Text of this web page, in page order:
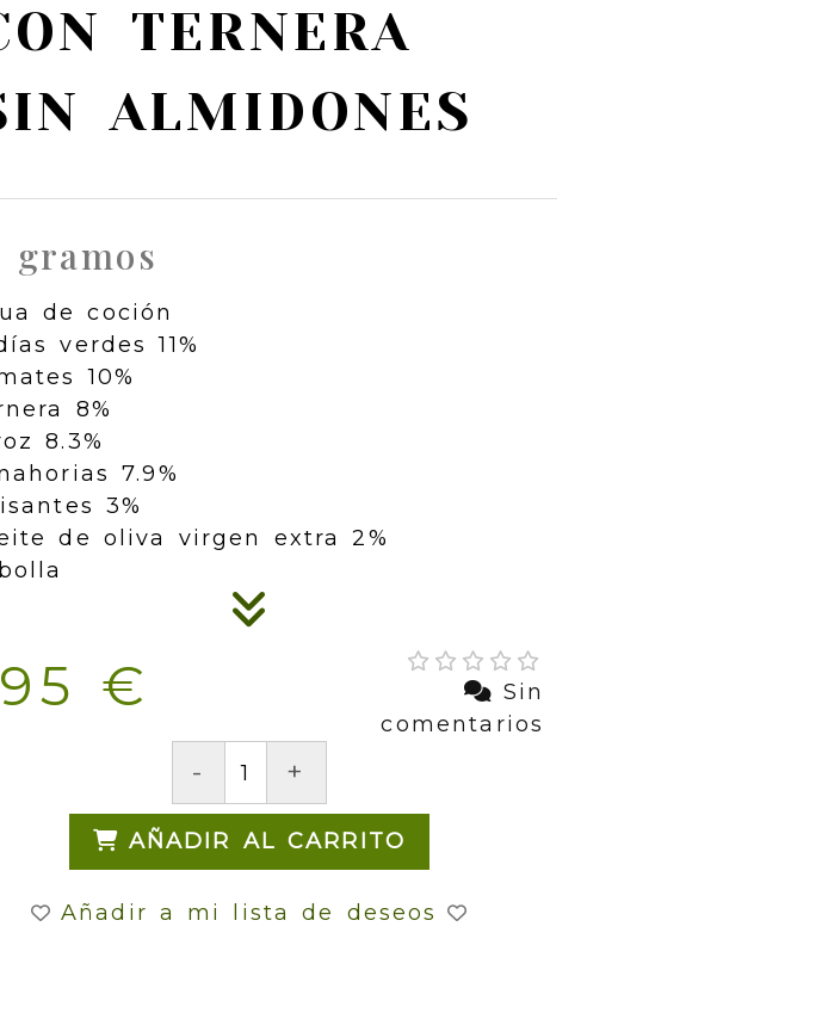
TERNERA
ALMIDONES
gramos
de coción
verdes 11%
10%
8%
8.3%
7.9%
3%
de oliva virgen extra 2%
€
Sin
comentarios
- +
AÑADIR AL CARRITO
Añadir a mi lista de deseos